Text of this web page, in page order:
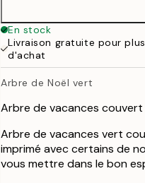
En stock
Livraison gratuite pour
d'achat
Arbre de Noël vert
Arbre de vacances couvert
Arbre de vacances vert
imprimé avec certains de
vous mettre dans le bon